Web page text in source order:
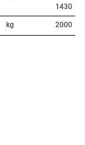
1430
kg 2000